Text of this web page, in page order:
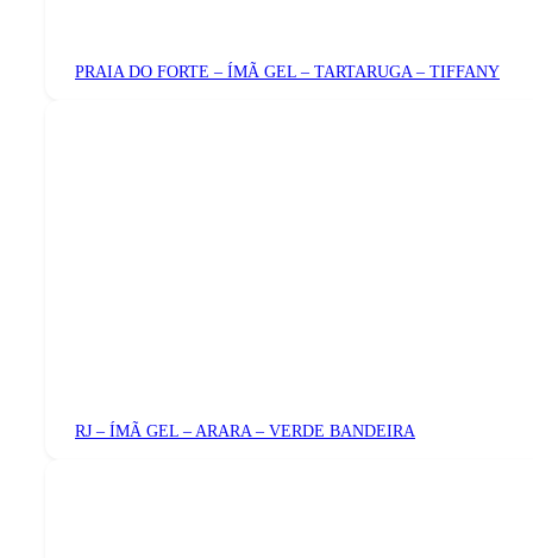
PRAIA DO FORTE – ÍMÃ GEL – TARTARUGA – TIFFANY
RJ – ÍMÃ GEL – ARARA – VERDE BANDEIRA